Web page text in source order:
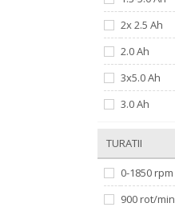
10.5 J
11.9 J
13.3 J
15 J
27 J
2x 2.5 Ah
2.0 Ah
3x5.0 Ah
3.0 Ah
5.0 Ah
9.0 Ah
­ TURATII
0-1850 rpm
900 rot/min